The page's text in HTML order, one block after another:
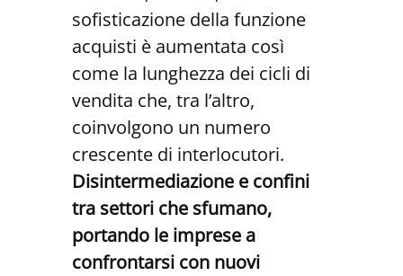
sofisticazione della funzione
acquisti è aumentata così
come la lunghezza dei cicli di
vendita che, tra l’altro,
coinvolgono un numero
crescente di interlocutori.
Disintermediazione e confini
tra settori che sfumano,
portando le imprese a
confrontarsi con nuovi